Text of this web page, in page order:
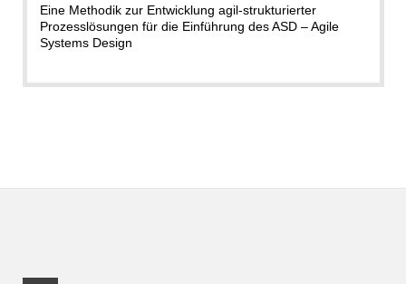
Eine Methodik zur Entwicklung agil-strukturierter
Prozesslösungen für die Einführung des ASD – Agile
Systems Design